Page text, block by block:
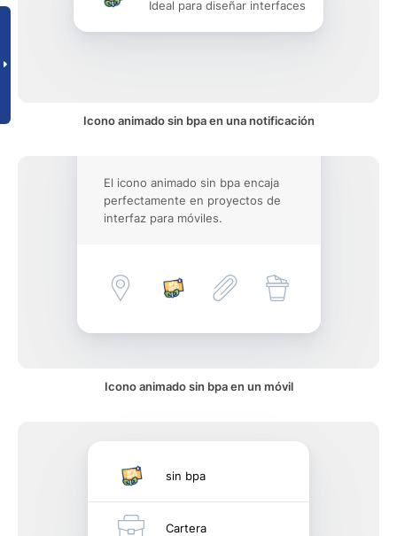
Ideal para diseñar interfaces
Icono animado sin bpa en una notificación
El icono animado sin bpa encaja
perfectamente en proyectos de
interfaz para móviles.
Icono animado sin bpa en un móvil
sin bpa
Cartera